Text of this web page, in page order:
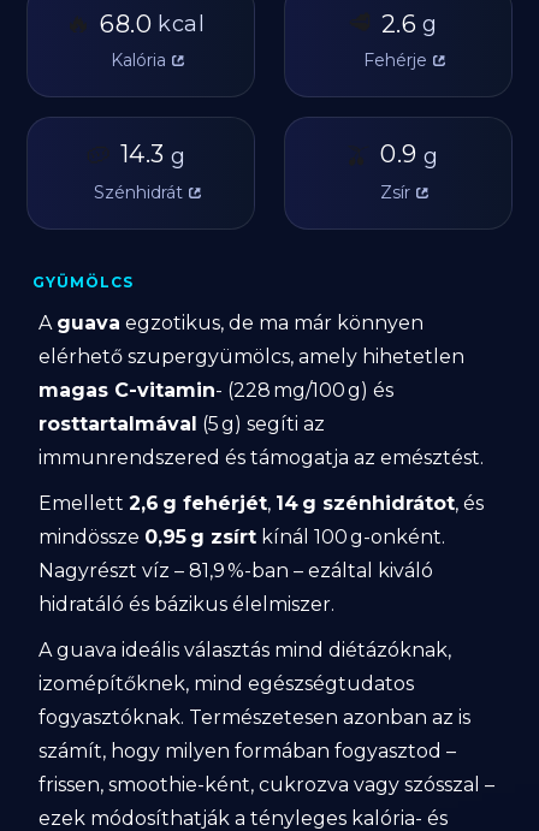
🔥 68.0 kcal
Kalória
🥩 2.6 g
Fehérje
🥔 14.3 g
Szénhidrát
🫒 0.9 g
Zsír
GYÜMÖLCS
A guava egzotikus, de ma már könnyen
elérhető szupergyümölcs, amely hihetetlen
magas C-vitamin- (228 mg/100 g) és
rosttartalmával (5 g) segíti az
immunrendszered és támogatja az emésztést.
Emellett2,6 g fehérjét, 14 g szénhidrátot, és
mindössze 0,95 g zsírt kínál 100 g-onként.
Nagyrészt víz – 81,9 %-ban – ezáltal kiváló
hidratáló és bázikus élelmiszer.
A guava ideális választás mind diétázóknak,
izomépítőknek, mind egészségtudatos
fogyasztóknak. Természetesen azonban az is
számít, hogy milyen formában fogyasztod –
frissen, smoothie-ként, cukrozva vagy szósszal –
ezek módosíthatják a tényleges kalória- és